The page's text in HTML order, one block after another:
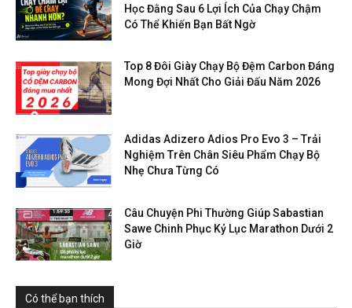
Học Đằng Sau 6 Lợi Ích Của Chạy Chậm
Có Thể Khiến Bạn Bất Ngờ
Top 8 Đôi Giày Chạy Bộ Đệm Carbon Đáng
Mong Đợi Nhất Cho Giải Đấu Năm 2026
Adidas Adizero Adios Pro Evo 3 – Trải
Nghiệm Trên Chân Siêu Phẩm Chạy Bộ
Nhẹ Chưa Từng Có
Câu Chuyện Phi Thường Giúp Sabastian
Sawe Chinh Phục Kỷ Lục Marathon Dưới 2
Giờ
Có thể bạn thích